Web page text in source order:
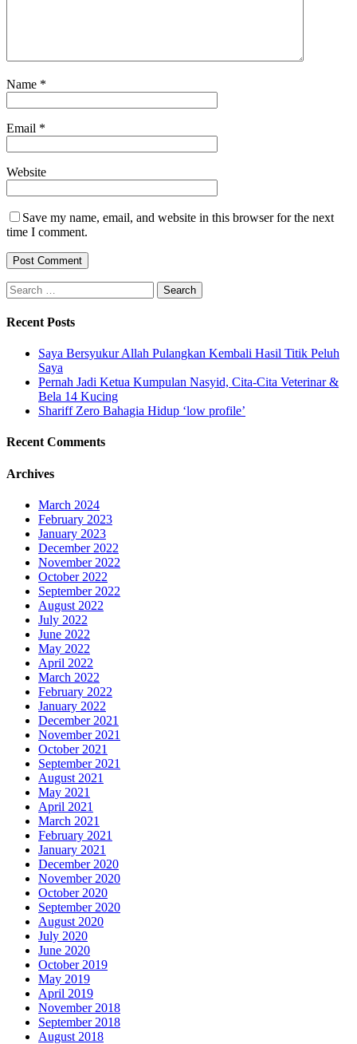
Name *
Email *
Website
Save my name, email, and website in this browser for the next
time I comment.
Search
for:
Recent Posts
Saya Bersyukur Allah Pulangkan Kembali Hasil Titik Peluh
Saya
Pernah Jadi Ketua Kumpulan Nasyid, Cita-Cita Veterinar &
Bela 14 Kucing
Shariff Zero Bahagia Hidup ‘low profile’
Recent Comments
Archives
March 2024
February 2023
January 2023
December 2022
November 2022
October 2022
September 2022
August 2022
July 2022
June 2022
May 2022
April 2022
March 2022
February 2022
January 2022
December 2021
November 2021
October 2021
September 2021
August 2021
May 2021
April 2021
March 2021
February 2021
January 2021
December 2020
November 2020
October 2020
September 2020
August 2020
July 2020
June 2020
October 2019
May 2019
April 2019
November 2018
September 2018
August 2018